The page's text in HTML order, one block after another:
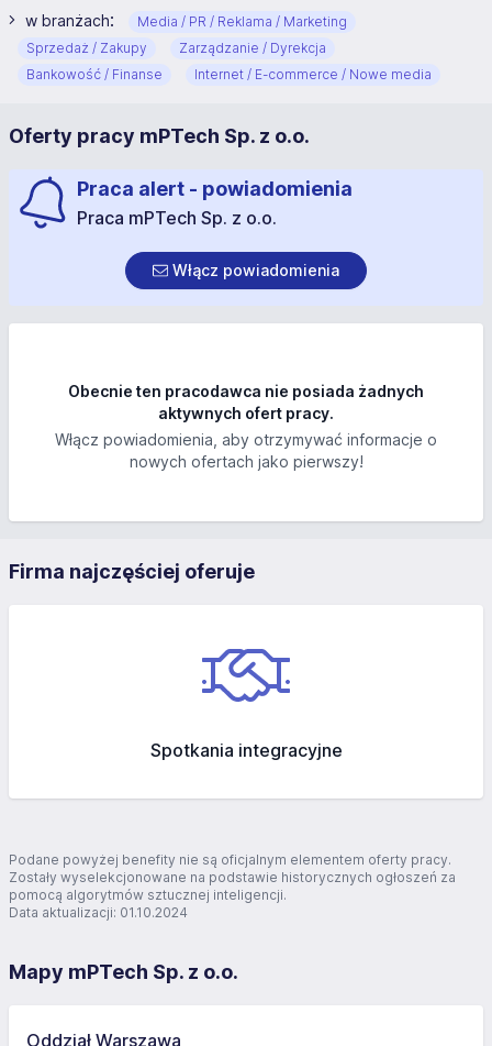
w branżach:
Media / PR / Reklama / Marketing
Sprzedaż / Zakupy
Zarządzanie / Dyrekcja
Bankowość / Finanse
Internet / E-commerce / Nowe media
Oferty pracy mPTech Sp. z o.o.
Praca alert - powiadomienia
Praca mPTech Sp. z o.o.
Włącz powiadomienia
Obecnie ten pracodawca nie posiada żadnych
aktywnych ofert pracy.
Włącz powiadomienia, aby otrzymywać informacje o
nowych ofertach jako pierwszy!
Firma najczęściej oferuje
Spotkania integracyjne
Podane powyżej benefity nie są oficjalnym elementem oferty pracy.
Zostały wyselekcjonowane na podstawie historycznych ogłoszeń za
pomocą algorytmów sztucznej inteligencji.
Data aktualizacji: 01.10.2024
Mapy mPTech Sp. z o.o.
Oddział Warszawa